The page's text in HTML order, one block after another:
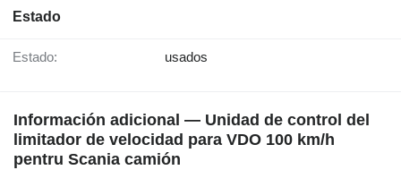
Estado
Estado: usados
Información adicional — Unidad de control del
limitador de velocidad para VDO 100 km/h
pentru Scania camión